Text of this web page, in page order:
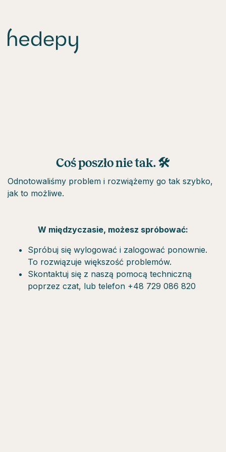
Coś poszło nie tak. 🛠
Odnotowaliśmy problem i rozwiążemy go tak szybko,
jak to możliwe.
W międzyczasie, możesz spróbować:
Spróbuj się wylogować i zalogować ponownie.
To rozwiązuje większość problemów.
Skontaktuj się z naszą pomocą techniczną
poprzez czat, lub telefon +48 729 086 820